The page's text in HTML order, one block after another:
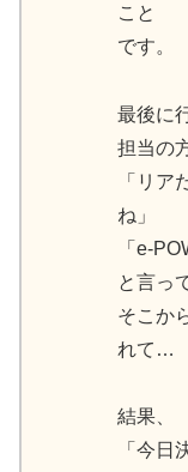
こと
です。
最後に
担当の
「リア
ね」
「e-
と言っ
そこか
れて…
結果、
「今日